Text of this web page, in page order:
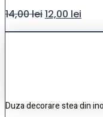
14,00lei12,00 lei
Duza decorare stea din